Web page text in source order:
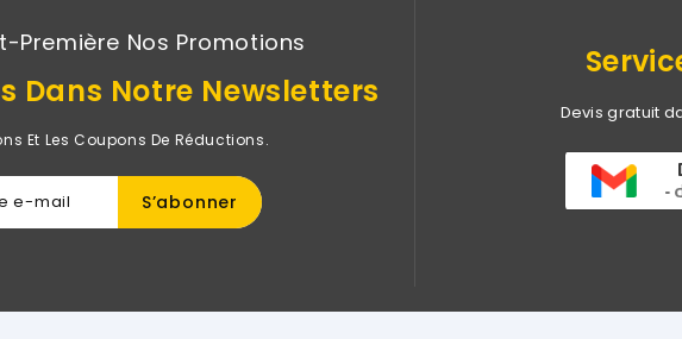
Première Nos Promotions
Dans Notre Newsletters
Et Les Coupons De Réductions.
Devis gratuit